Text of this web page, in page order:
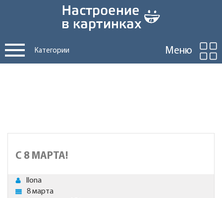
Категории Меню
C 8 МАРТА!
Ilona
8 марта